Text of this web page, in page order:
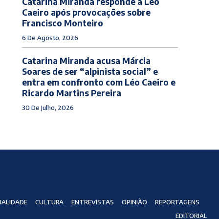
Caeiro após provocações sobre
Francisco Monteiro
6 De Agosto, 2026
Catarina Miranda acusa Márcia
Soares de ser “alpinista social” e
entra em confronto com Léo Caeiro e
Ricardo Martins Pereira
30 De Julho, 2026
CULTURA ENTREVISTAS OPINIÃO
REPORTAGENS
EDITORIAL